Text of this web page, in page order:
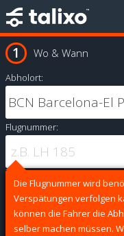
Wo & Wann
Abholort:
Flugnummer:
Die Flugnummer wird
Verspätungen verfolgen
können die Fahrer die
selber machen müssen.